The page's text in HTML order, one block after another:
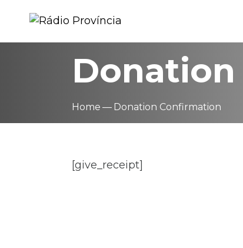
Home Donation Confirmation
[give_receipt]